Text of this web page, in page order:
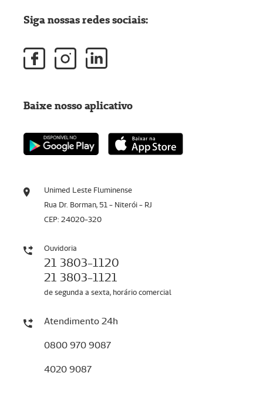
Unimed Leste Fluminense
Rua Dr. Borman, 51 - Niterói - RJ
CEP: 24020-320
Ouvidoria
21 3803-1120
21 3803-1121
de segunda a sexta, horário comercial
Atendimento 24h
0800 970 9087
4020 9087
Siga nossas redes sociais:
Baixe nosso aplicativo